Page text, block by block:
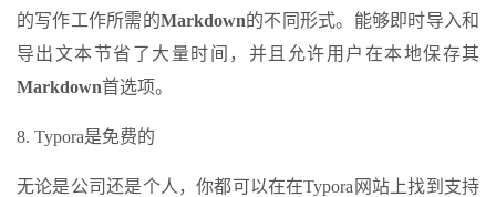
的写作工作所需的Markdown的不同形式。能够即时导入和
导出文本节省了大量时间，并且允许用户在本地保存其
Markdown首选项。
8. Typora是免费的
无论是公司还是个人，你都可以在在Typora网站上找到支持